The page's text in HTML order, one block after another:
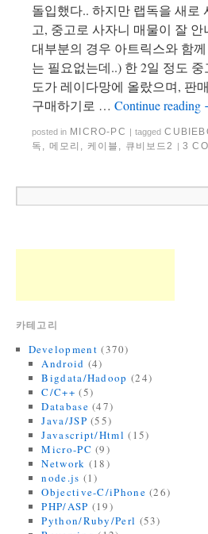
돌입했다.. 하지만 랩독을 새로
고, 중고로 사자니 매물이 잘
대부분의 경우 아트릭스와 함
는 필요없는데..) 한 2일 정도
도가 레이다망에 올랐으며, 판
구매하기로 … Continue reading
posted in MICRO-PC | tagged
독 , 메모리 , 케이블 , 큐비보드2 | 3
카테고리
Development (370)
Android (4)
Bigdata/Hadoop (24)
C/C++ (5)
Database (47)
Java/JSP (55)
Javascript/Html (15)
Micro-PC (9)
Network (18)
node.js (1)
Objective-C/iPhone (26)
PHP/ASP (19)
Python/Ruby/Perl (53)